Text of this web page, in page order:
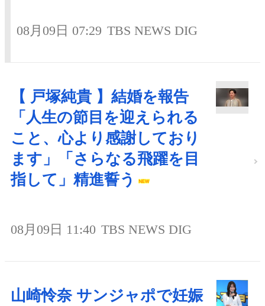
08月09日 07:29 TBS NEWS DIG
【 戸塚純貴 】結婚を報告
「人生の節目を迎えられる
こと、心より感謝しており
ます」「さらなる飛躍を目
指して」精進誓う
08月09日 11:40 TBS NEWS DIG
山崎怜奈 サンジャポで妊娠